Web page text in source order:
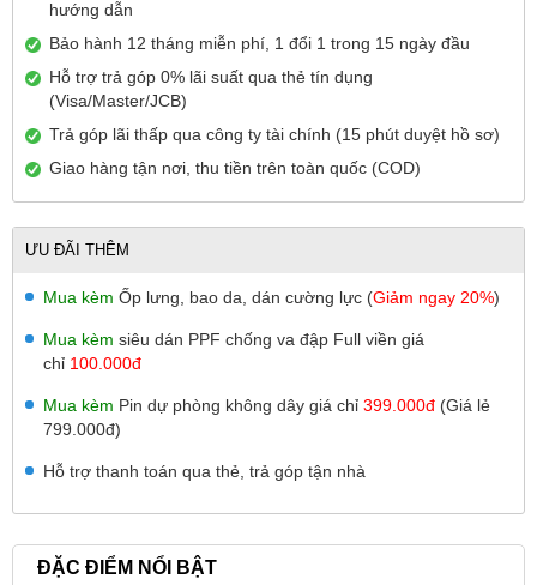
hướng dẫn
Bảo hành 12 tháng miễn phí, 1 đổi 1 trong 15 ngày đầu
Hỗ trợ trả góp 0% lãi suất qua thẻ tín dụng
(Visa/Master/JCB)
Trả góp lãi thấp qua công ty tài chính (15 phút duyệt hồ sơ)
Giao hàng tận nơi, thu tiền trên toàn quốc (COD)
ƯU ĐÃI THÊM
Mua kèm Ốp lưng, bao da, dán cường lực (Giảm ngay 20%)
Mua kèm siêu dán PPF chống va đập Full viền giá
chỉ 100.000đ
Mua kèm Pin dự phòng không dây giá chỉ 399.000đ (Giá lẻ
799.000đ)
Hỗ trợ thanh toán qua thẻ, trả góp tận nhà
ĐẶC ĐIỂM NỔI BẬT